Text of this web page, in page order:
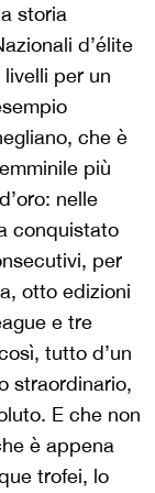
storia
d’élite
per un
che è
più
nelle
conquistato
per
otto edizioni
e tre
tutto d’un
straordinario,
E che non
è appena
trofei, lo